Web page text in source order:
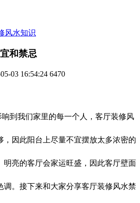
风水知识
和禁忌
03 16:54:24 6470
到我们家里的每一个人，客厅装修风
，因此阳台上尽量不宜摆放太多浓密的
明亮的客厅会家运旺盛，因此客厅壁面
调。接下来和大家分享客厅装修风水禁